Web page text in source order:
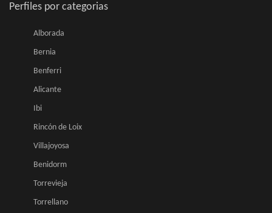
Perfiles por categorias
Alborada
Bernia
Benferri
Alicante
Ibi
Rincón de Loix
Villajoyosa
Benidorm
Torrevieja
Torrellano